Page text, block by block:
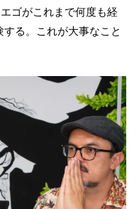
ゴがこれまで何度も経
る。これが大事なこと